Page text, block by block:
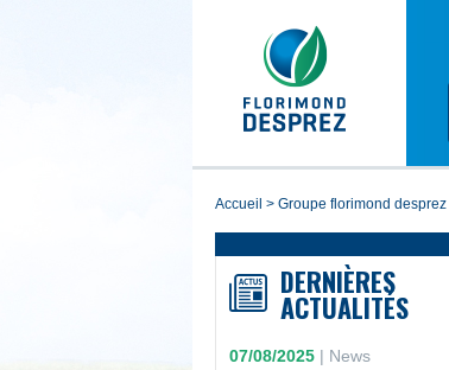
accueil > groupe florimond desprez
DERNIÈRES
ACTUALITÉS
07/08/2025| News